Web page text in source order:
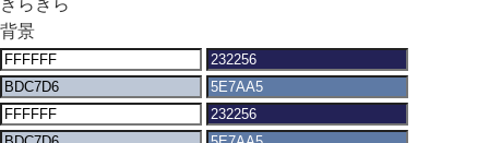
きらきら
背景